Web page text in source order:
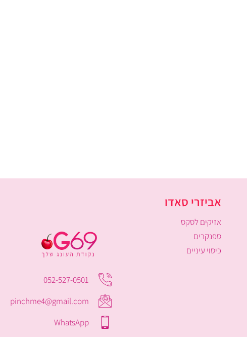
אביזרי סאדו
אזיקים לסקס
ספנקרים
כיסוי עיניים
052-527-0501
pinchme4@gmail.com
WhatsApp